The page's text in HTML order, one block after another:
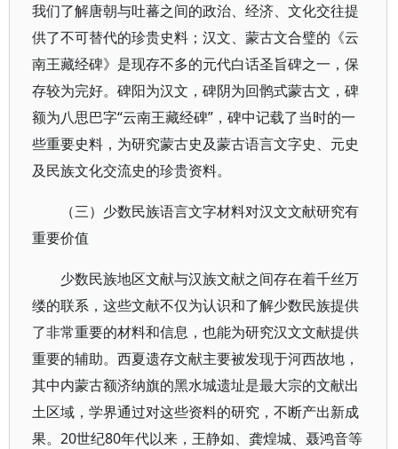
我们了解唐朝与吐蕃之间的政治、经济、文化交往提
供了不可替代的珍贵史料；汉文、蒙古文合璧的《云
南王藏经碑》是现存不多的元代白话圣旨碑之一，保
存较为完好。碑阳为汉文，碑阴为回鹘式蒙古文，碑
额为八思巴字“云南王藏经碑”，碑中记载了当时的一
些重要史料，为研究蒙古史及蒙古语言文字史、元史
及民族文化交流史的珍贵资料。
（三）少数民族语言文字材料对汉文文献研究有
重要价值
少数民族地区文献与汉族文献之间存在着千丝万
缕的联系，这些文献不仅为认识和了解少数民族提供
了非常重要的材料和信息，也能为研究汉文文献提供
重要的辅助。西夏遗存文献主要被发现于河西故地，
其中内蒙古额济纳旗的黑水城遗址是最大宗的文献出
土区域，学界通过对这些资料的研究，不断产出新成
果。20世纪80年代以来，王静如、龚煌城、聂鸿音等